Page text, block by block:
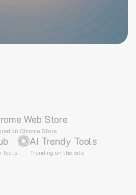
Web Store
on Chrome Store
Tools
AI Trendy Tools
Trending on the site